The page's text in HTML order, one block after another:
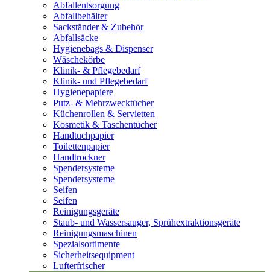
Abfallentsorgung
Abfallbehälter
Sackständer & Zubehör
Abfallsäcke
Hygienebags & Dispenser
Wäschekörbe
Klinik- & Pflegebedarf
Klinik- und Pflegebedarf
Hygienepapiere
Putz- & Mehrzwecktücher
Küchenrollen & Servietten
Kosmetik & Taschentücher
Handtuchpapier
Toilettenpapier
Handtrockner
Spendersysteme
Spendersysteme
Seifen
Seifen
Reinigungsgeräte
Staub- und Wassersauger, Sprühextraktionsgeräte
Reinigungsmaschinen
Spezialsortimente
Sicherheitsequipment
Lufterfrischer